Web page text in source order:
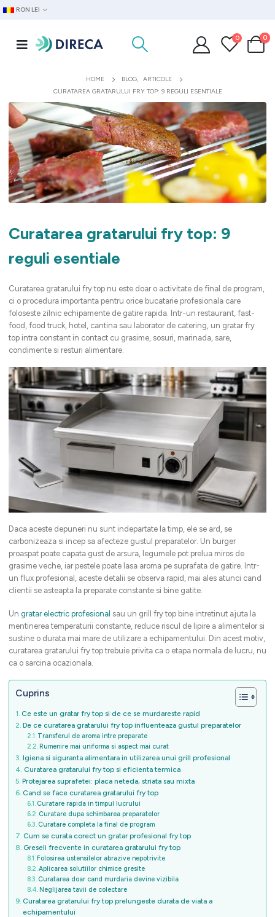
RON LEI
0 0
HOME BLOG,
ARTICOLE
CURATAREA GRATARULUI FRY TOP: 9 REGULI ESENTIALE
Curatarea gratarului fry top: 9
reguli esentiale
Curatarea gratarului fry top nu este doar o activitate de final de program,
ci o procedura importanta pentru orice bucatarie profesionala care
foloseste zilnic echipamente de gatire rapida. Intr-un restaurant, fast-
food, food truck, hotel, cantina sau laborator de catering, un gratar fry
top intra constant in contact cu grasime, sosuri, marinada, sare,
condimente si resturi alimentare.
Daca aceste depuneri nu sunt indepartate la timp, ele se ard, se
carbonizeaza si incep sa afecteze gustul preparatelor. Un burger
proaspat poate capata gust de arsura, legumele pot prelua miros de
grasime veche, iar pestele poate lasa aroma pe suprafata de gatire. Intr-
un flux profesional, aceste detalii se observa rapid, mai ales atunci cand
clientii se asteapta la preparate constante si bine gatite.
Un gratar electric profesional sau un grill fry top bine intretinut ajuta la
mentinerea temperaturii constante, reduce riscul de lipire a alimentelor si
sustine o durata mai mare de utilizare a echipamentului. Din acest motiv,
curatarea gratarului fry top trebuie privita ca o etapa normala de lucru, nu
ca o sarcina ocazionala.
Cuprins
Ce este un gratar fry top si de ce se murdareste rapid
De ce curatarea gratarului fry top influenteaza gustul preparatelor
Transferul de aroma intre preparate
Rumenire mai uniforma si aspect mai curat
Igiena si siguranta alimentara in utilizarea unui grill profesional
Curatarea gratarului fry top si eficienta termica
Protejarea suprafetei: placa neteda, striata sau mixta
Cand se face curatarea gratarului fry top
Curatare rapida in timpul lucrului
Curatare dupa schimbarea preparatelor
Curatare completa la final de program
Cum se curata corect un gratar profesional fry top
Greseli frecvente in curatarea gratarului fry top
Folosirea ustensilelor abrazive nepotrivite
Aplicarea solutiilor chimice gresite
Curatarea doar cand murdaria devine vizibila
Neglijarea tavii de colectare
Curatarea gratarului fry top prelungeste durata de viata a
echipamentului